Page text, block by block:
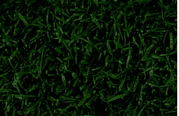
，备战联赛下半程关键赛程。
绿茵转会 东京绿茵补强 日职联夏窗